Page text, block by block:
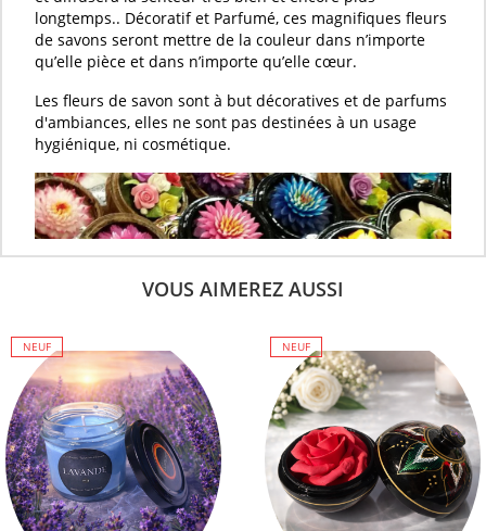
longtemps.. Décoratif et Parfumé, ces magnifiques fleurs
de savons seront mettre de la couleur dans n’importe
qu’elle pièce et dans n’importe qu’elle cœur.
Les fleurs de savon sont à but décoratives et de parfums
d'ambiances, elles ne sont pas destinées à un usage
hygiénique, ni cosmétique.
VOUS AIMEREZ AUSSI
NEUF NEUF